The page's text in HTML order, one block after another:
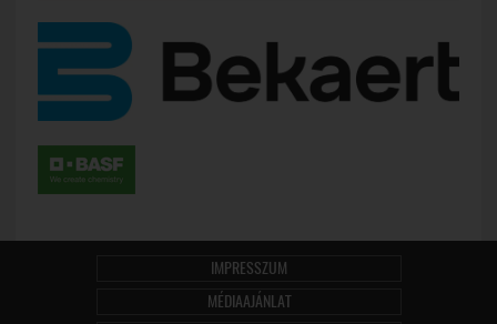
IMPRESSZUM
MÉDIAAJÁNLAT